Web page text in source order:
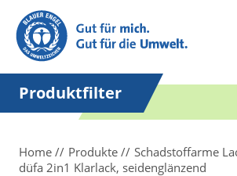
Suchbegriff in
Anführungszeichen
setzen.
Produktfilter
Home Produkte
Schadstoffarme
düfa 2in1 Klarlack, seidenglänzend